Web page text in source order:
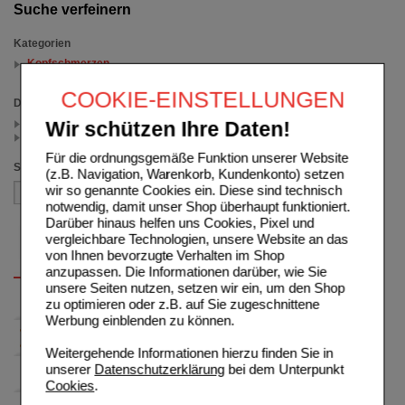
COOKIE-EINSTELLUNGEN
Wir schützen Ihre Daten!
Für die ordnungsgemäße Funktion unserer Website
(z.B. Navigation, Warenkorb, Kundenkonto) setzen
wir so genannte Cookies ein. Diese sind technisch
notwendig, damit unser Shop überhaupt funktioniert.
Darüber hinaus helfen uns Cookies, Pixel und
vergleichbare Technologien, unsere Website an das
von Ihnen bevorzugte Verhalten im Shop
anzupassen. Die Informationen darüber, wie Sie
unsere Seiten nutzen, setzen wir ein, um den Shop
zu optimieren oder z.B. auf Sie zugeschnittene
Werbung einblenden zu können.
Weitergehende Informationen hierzu finden Sie in
unserer Datenschutzerklärungbei dem Unterpunkt
Cookies.
Suche verfeinern
Kategorien
Kopfschmerzen
Darreichungsform
Brausetabletten (1)
Filmtabletten (1)
Sortieren nach